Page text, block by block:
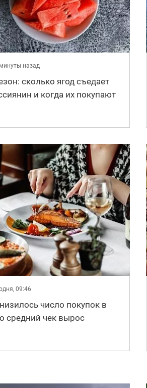
назад
сколько ягод съедает
и когда их покупают
09:46
число покупок в
средний чек вырос